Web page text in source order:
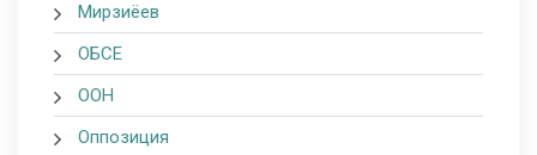
Мирзиёев
ОБСЕ
ООН
Оппозиция